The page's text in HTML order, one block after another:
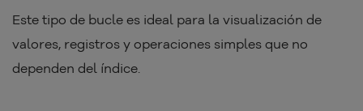
Este tipo de bucle es ideal para la visualización de
valores, registros y operaciones simples que no
dependen del índice.